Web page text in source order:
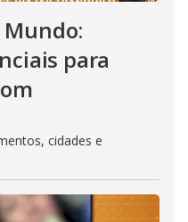
Mundo:
para
cidades e